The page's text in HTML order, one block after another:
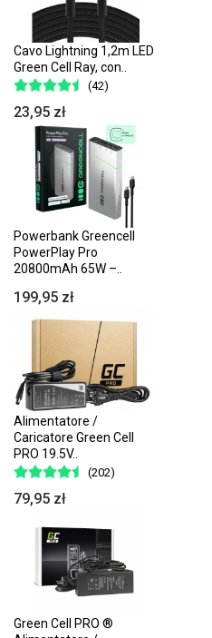
Cavo Lightning 1,2m LED
Green Cell Ray, con..
(42)
23,95 zł
Powerbank Greencell
PowerPlay Pro
20800mAh 65W –..
199,95 zł
Alimentatore /
Caricatore Green Cell
PRO 19.5V..
(202)
79,95 zł
Green Cell PRO ®